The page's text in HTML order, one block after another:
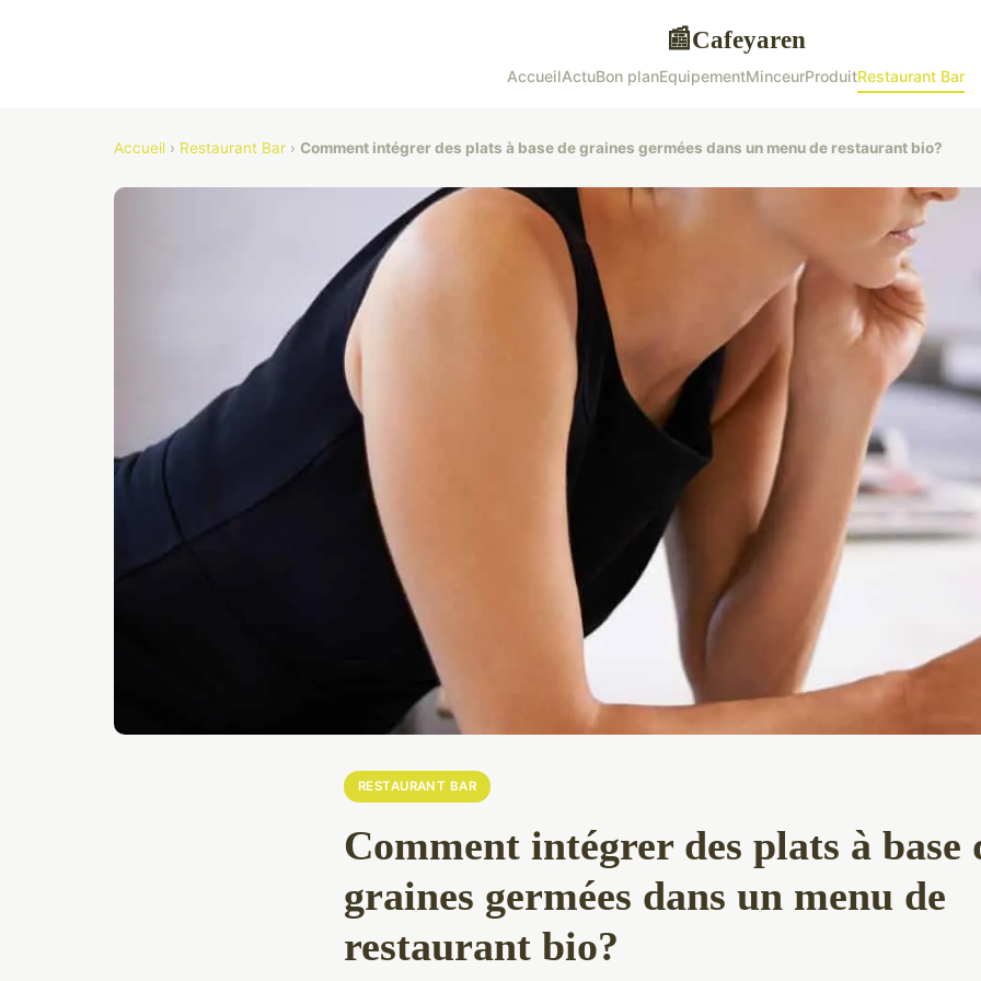
📰Cafeyaren
AccueilActuBon planEquipementMinceurProduitRestaurant Bar
Accueil › Restaurant Bar › Comment intégrer des plats à base de graines germées dans un menu de restaurant bio?
RESTAURANT BAR
Comment intégrer des plats à base
graines germées dans un menu de
restaurant bio?